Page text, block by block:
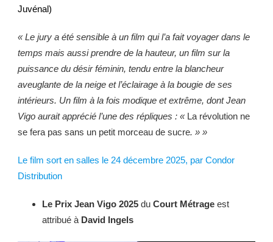
Juvénal)
« Le jury a été sensible à un film qui l’a fait voyager dans le
temps mais aussi prendre de la hauteur, un film sur la
puissance du désir féminin, tendu entre la blancheur
aveuglante de la neige et l’éclairage à la bougie de ses
intérieurs. Un film à la fois modique et extrême, dont Jean
Vigo aurait apprécié l’une des répliques : « La révolution ne
se fera pas sans un petit morceau de sucre. » »
Le film sort en salles le 24 décembre 2025, par Condor
Distribution
Le Prix Jean Vigo 2025 du Court Métrage est
attribué à David Ingels